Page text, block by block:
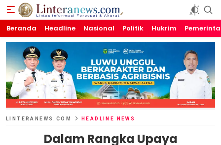
Linteranews.com
Lintas Informasi Tercepat dan Akurat
Beranda Headline Nasional Politik Hukrim
LINTERANEWS.COM HEADLINE NEWS
Dalam Rangka Upaya